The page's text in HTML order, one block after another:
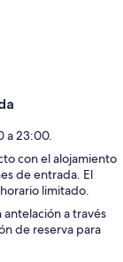
a 23:00.
con el alojamiento
de entrada. El
limitado.
a través
de reserva para